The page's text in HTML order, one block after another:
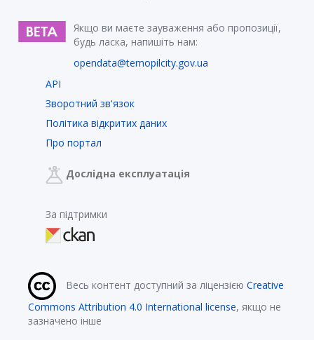
Якщо ви маєте зауваження або пропозиції,
будь ласка, напишіть нам:
opendata@ternopilcity.gov.ua
API
Зворотний зв'язок
Політика відкритих даних
Про портал
Дослідна експлуатація
За підтримки
Весь контент доступний за ліцензією Creative
Commons Attribution 4.0 International license, якщо не
зазначено інше